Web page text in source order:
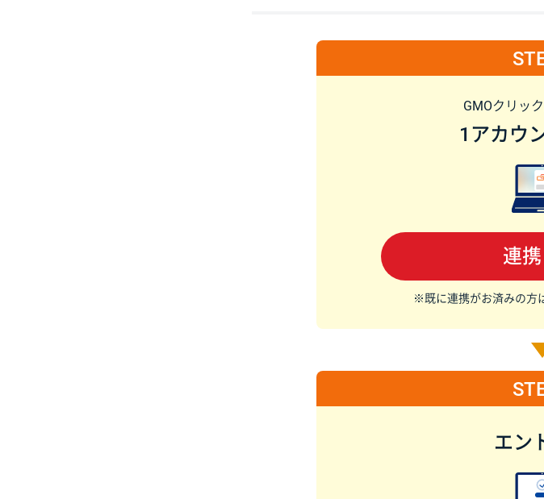
GMOクリッ
1アカウ
連
※既に連携がお済みの方
エン